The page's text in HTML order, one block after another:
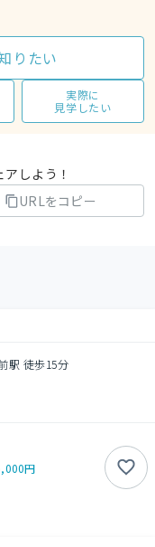
りたい
実際に
見学したい
しよう！
URLをコピー
駅 徒歩15分
円